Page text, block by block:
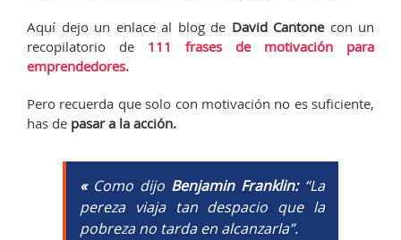
Aquí dejo un enlace al blog de David Cantonecon un
recopilatorio de 111 frases de motivación para
emprendedores.
Pero recuerda que solo con motivación no es suficiente,
has de pasar a la acción.
«Como dijo Benjamin Franklin:“La
pereza viaja tan despacio que la
pobreza no tarda en alcanzarla”.